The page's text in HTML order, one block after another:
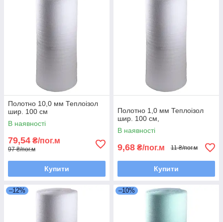
Полотно 10,0 мм Теплоізол
шир. 100 см
В наявності
79,54 ₴/пог.м
97 ₴/пог.м
Купити
Полотно 1,0 мм Теплоізол
шир. 100 см,
В наявності
9,68 ₴/пог.м 11 ₴/пог.м
Купити
–12% –10%